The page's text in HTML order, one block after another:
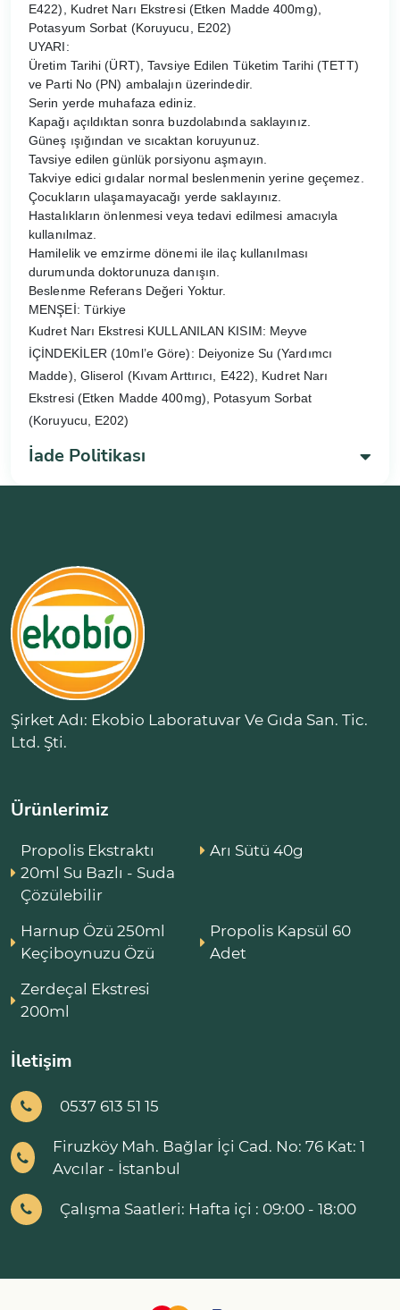
E422), Kudret Narı Ekstresi (Etken Madde 400mg),
Potasyum Sorbat (Koruyucu, E202)
UYARI:
Üretim Tarihi (ÜRT), Tavsiye Edilen Tüketim Tarihi (TETT)
ve Parti No (PN) ambalajın üzerindedir.
Serin yerde muhafaza ediniz.
Kapağı açıldıktan sonra buzdolabında saklayınız.
Güneş ışığından ve sıcaktan koruyunuz.
Tavsiye edilen günlük porsiyonu aşmayın.
Takviye edici gıdalar normal beslenmenin yerine geçemez.
Çocukların ulaşamayacağı yerde saklayınız.
Hastalıkların önlenmesi veya tedavi edilmesi amacıyla
kullanılmaz.
Hamilelik ve emzirme dönemi ile ilaç kullanılması
durumunda doktorunuza danışın.
Beslenme Referans Değeri Yoktur.
MENŞEİ: Türkiye
Kudret Narı Ekstresi KULLANILAN KISIM: Meyve
İÇİNDEKİLER (10ml’e Göre): Deiyonize Su (Yardımcı
Madde), Gliserol (Kıvam Arttırıcı, E422), Kudret Narı
Ekstresi (Etken Madde 400mg), Potasyum Sorbat
(Koruyucu, E202)
İade Politikası
Şirket Adı: Ekobio Laboratuvar Ve Gıda San. Tic.
Ltd. Şti.
Ürünlerimiz
Propolis Ekstraktı
20ml Su Bazlı - Suda
Çözülebilir
Arı Sütü 40g
Harnup Özü 250ml
Keçiboynuzu Özü
Propolis Kapsül 60
Adet
Zerdeçal Ekstresi
200ml
İletişim
0537 613 51 15
Firuzköy Mah. Bağlar İçi Cad. No: 76 Kat: 1
Avcılar - İstanbul
Çalışma Saatleri: Hafta içi : 09:00 - 18:00